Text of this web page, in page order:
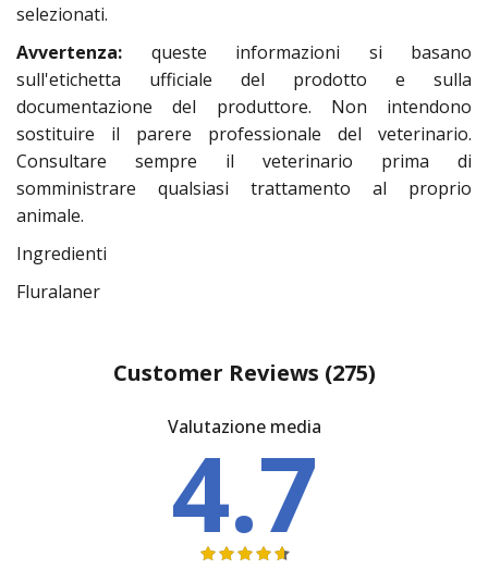
selezionati.
Avvertenza: queste informazioni si basano
sull'etichetta ufficiale del prodotto e sulla
documentazione del produttore. Non intendono
sostituire il parere professionale del veterinario.
Consultare sempre il veterinario prima di
somministrare qualsiasi trattamento al proprio
animale.
Ingredienti
Fluralaner
Customer Reviews (275)
Valutazione media
4.7